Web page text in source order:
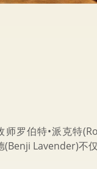
罗伯特•派克特
(Benji Lavender)不